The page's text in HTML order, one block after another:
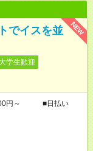
NEW
でイスを並
大学生歓迎
円～ ■日払い